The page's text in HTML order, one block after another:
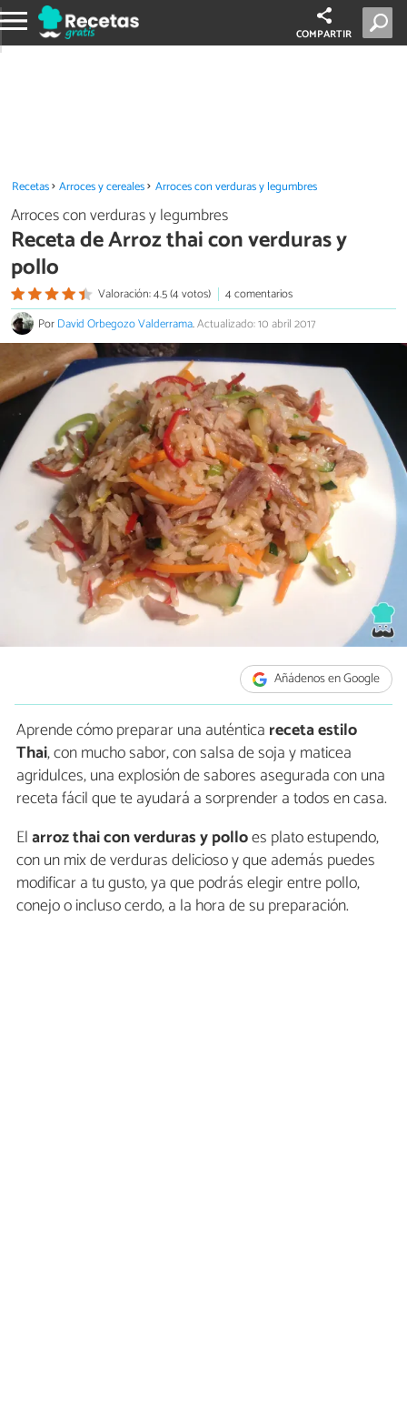
COMPARTIR
Recetas Arroces y cereales Arroces con verduras y legumbres
Arroces con verduras y legumbres
Receta de Arroz thai con verduras y
pollo
Valoración: 4.5 (4 votos)
4 comentarios
PorDavid Orbegozo Valderrama.Actualizado: 10 abril 2017
Añádenos en Google
Aprende cómo preparar una auténtica receta estilo
Thai, con mucho sabor, con salsa de soja y maticea
agridulces, una explosión de sabores asegurada con una
receta fácil que te ayudará a sorprender a todos en casa.
Elarroz thai con verduras y polloes plato estupendo,
con un mix de verduras delicioso y que además puedes
modificar a tu gusto, ya que podrás elegir entre pollo,
conejo o incluso cerdo, a la hora de su preparación.